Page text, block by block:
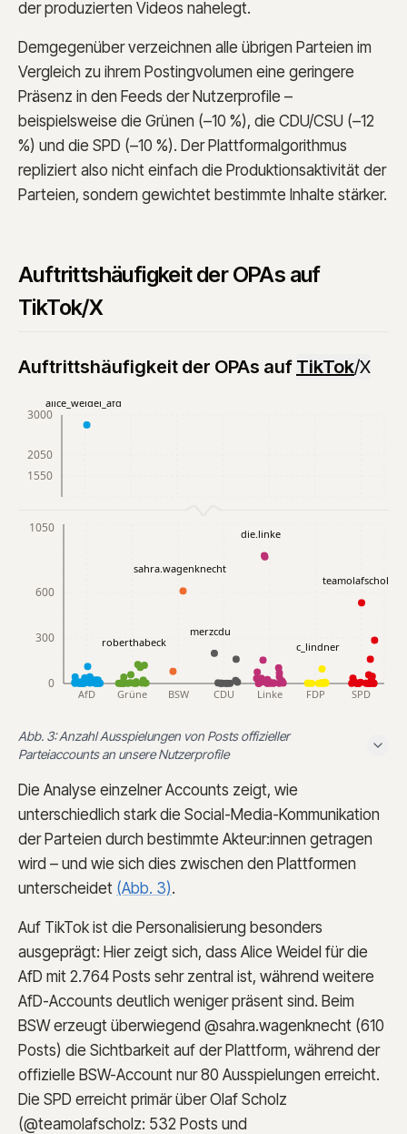
der produzierten Videos nahelegt.
Demgegenüber verzeichnen alle übrigen Parteien im
Vergleich zu ihrem Postingvolumen eine geringere
Präsenz in den Feeds der Nutzerprofile –
beispielsweise die Grünen (–10 %), die CDU/CSU (–12
%) und die SPD (–10 %). Der Plattformalgorithmus
repliziert also nicht einfach die Produktionsaktivität der
Parteien, sondern gewichtet bestimmte Inhalte stärker.
Auftrittshäufigkeit der OPAs auf
TikTok/X
Auftrittshäufigkeit der OPAs auf TikTok/X
1550
2050
3000
alice_weidel_afd
AfD Grüne BSW CDU Linke FDP SPD
0
300
600
1050
c_lindner
die.linke
merzcdu
roberthabeck
sahra.wagenknecht
teamolafscholz
Abb. 3: Anzahl Ausspielungen von Posts offizieller
Parteiaccounts an unsere Nutzerprofile
Die Analyse einzelner Accounts zeigt, wie
unterschiedlich stark die Social-Media-Kommunikation
der Parteien durch bestimmte Akteur:innen getragen
wird – und wie sich dies zwischen den Plattformen
unterscheidet (Abb. 3).
Auf TikTok ist die Personalisierung besonders
ausgeprägt: Hier zeigt sich, dass Alice Weidel für die
AfD mit 2.764 Posts sehr zentral ist, während weitere
AfD-Accounts deutlich weniger präsent sind. Beim
BSW erzeugt überwiegend @sahra.wagenknecht (610
Posts) die Sichtbarkeit auf der Plattform, während der
offizielle BSW-Account nur 80 Ausspielungen erreicht.
Die SPD erreicht primär über Olaf Scholz
(@teamolafscholz: 532 Posts und